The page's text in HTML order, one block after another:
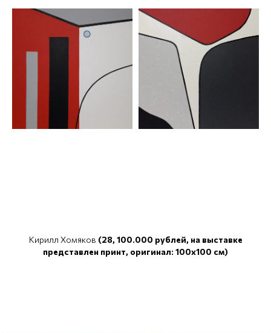
Кирилл Хомяков (28, 100.000 рублей, на выставке
представлен принт, оригинал: 100x100 см)